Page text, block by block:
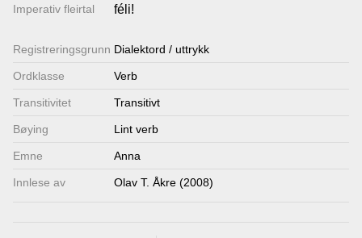
Imperativ fleirtal féli!
Registrerings­grunn Dialektord / uttrykk
Ordklasse Verb
Transitivitet Transitivt
Bøying Lint verb
Emne Anna
Innlese av Olav T. Åkre (2008)